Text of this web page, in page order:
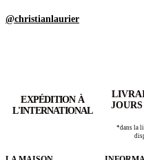
@christianlaurier
EXPÉDITION À
L'INTERNATIONAL
*dans la